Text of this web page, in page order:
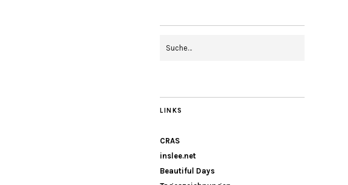
LINKS
CRAS
inslee.net
Beautiful Days